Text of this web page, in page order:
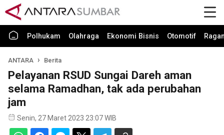
Polhukam Olahraga Ekonomi Bisnis Otomotif
ANTARA Berita
Pelayanan RSUD Sungai Dareh aman
selama Ramadhan, tak ada perubahan
jam
Senin, 27 Maret 2023 23:07 WIB